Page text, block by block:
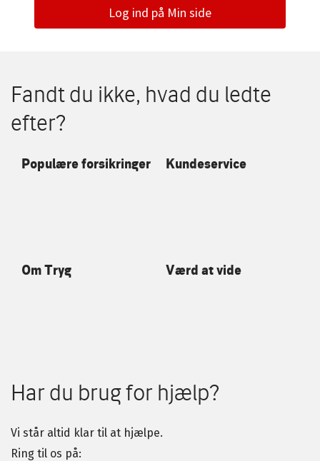
Log ind på Min side
Fandt du ikke, hvad du ledte
efter?
Populære forsikringer Kundeservice
Om Tryg Værd at vide
Har du brug for hjælp?
Vi står altid klar til at hjælpe.
Ring til os på: